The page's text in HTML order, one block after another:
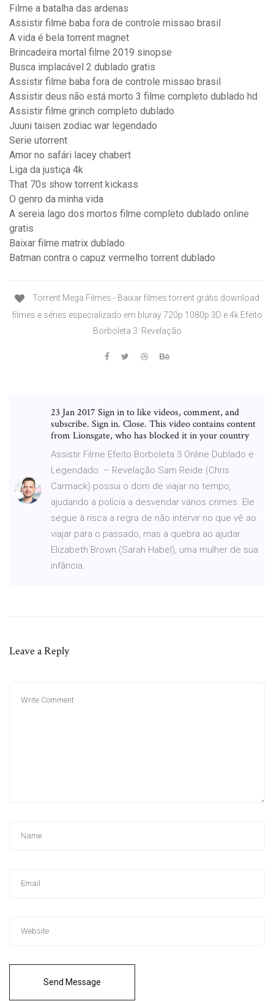
Filme a batalha das ardenas
Assistir filme baba fora de controle missao brasil
A vida é bela torrent magnet
Brincadeira mortal filme 2019 sinopse
Busca implacável 2 dublado gratis
Assistir filme baba fora de controle missao brasil
Assistir deus não está morto 3 filme completo dublado hd
Assistir filme grinch completo dublado
Juuni taisen zodiac war legendado
Serie utorrent
Amor no safári lacey chabert
Liga da justiça 4k
That 70s show torrent kickass
O genro da minha vida
A sereia lago dos mortos filme completo dublado online
gratis
Baixar filme matrix dublado
Batman contra o capuz vermelho torrent dublado
Torrent Mega Filmes - Baixar filmes torrent grátis download
filmes e séries especializado em bluray 720p 1080p 3D e 4k Efeito
Borboleta 3: Revelação
23 Jan 2017 Sign in to like videos, comment, and
subscribe. Sign in. Close. This video contains content
from Lionsgate, who has blocked it in your country
Assistir Filme Efeito Borboleta 3 Online Dublado e
Legendado. – Revelação Sam Reide (Chris
Carmack) possui o dom de viajar no tempo,
ajudando a polícia a desvendar vários crimes. Ele
segue à risca a regra de não intervir no que vê ao
viajar para o passado, mas a quebra ao ajudar
Elizabeth Brown (Sarah Habel), uma mulher de sua
infância.
Leave a Reply
Send Message